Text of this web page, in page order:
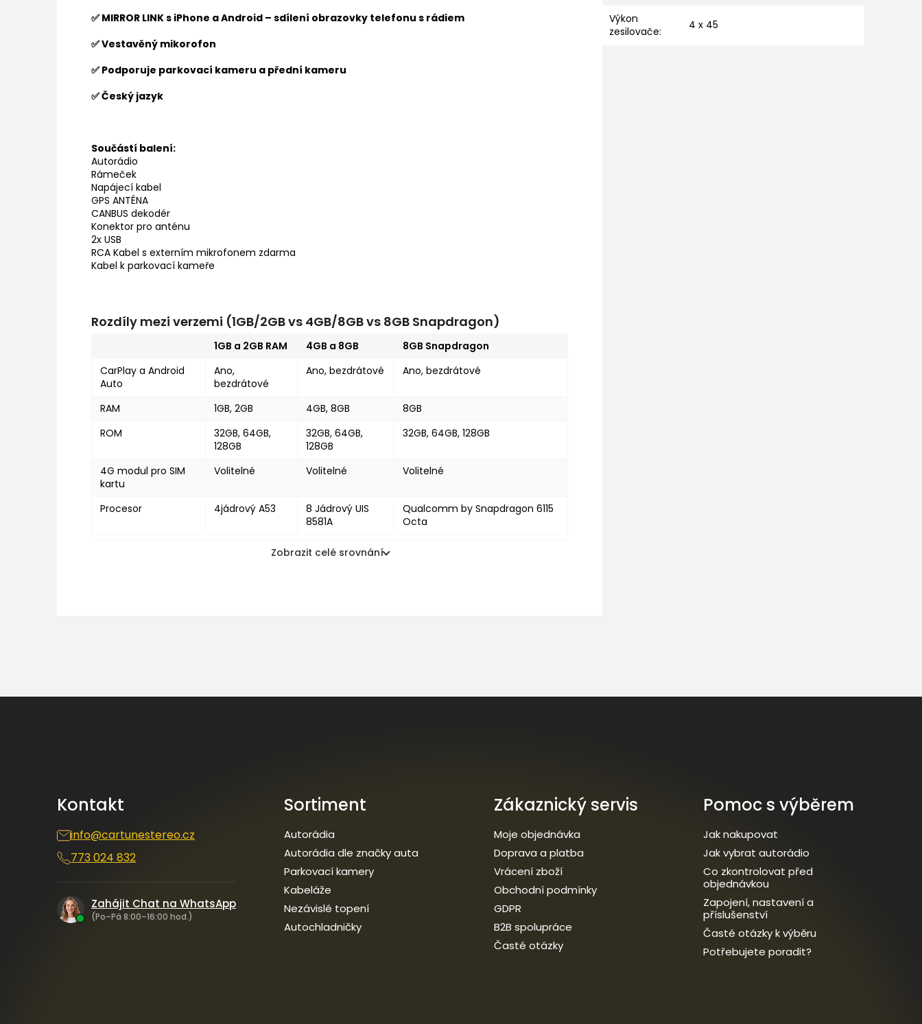
✅ MIRROR LINK s iPhone a Android – sdílení obrazovky telefonu s rádiem
✅ Vestavěný mikorofon
✅ Podporuje parkovací kameru a přední kameru
✅ Český jazyk
Součástí balení:
Autorádio
Rámeček
Napájecí kabel
GPS ANTÉNA
CANBUS dekodér
Konektor pro anténu
2x USB
RCA Kabel s externím mikrofonem zdarma
Kabel k parkovací kameře
Rozdíly mezi verzemi (1GB/2GB vs 4GB/8GB vs 8GB Snapdragon)
1GB a 2GB RAM 4GB a 8GB
8GB Snapdragon
CarPlay a Android
Auto
Ano,
bezdrátové
Ano, bezdrátové Ano, bezdrátové
RAM 1GB, 2GB 4GB, 8GB
8GB
ROM
32GB, 64GB,
128GB
32GB, 64GB,
128GB
32GB, 64GB, 128GB
4G modul pro SIM
kartu
Volitelné Volitelné Volitelné
Procesor 4jádrový A53
8 Jádrový UIS
8581A
Qualcomm by Snapdragon 6115
Octa
Zobrazit celé srovnání
Výkon
zesilovače: 4 x 45
Kontakt
info@cartunestereo.cz
773 024 832
Zahájit Chat na WhatsApp
(Po–Pá 8:00–16:00 hod.)
Sortiment
Autorádia
Autorádia dle značky auta
Parkovací kamery
Kabeláže
Nezávislé topení
Autochladničky
Zákaznický servis
Moje objednávka
Doprava a platba
Vrácení zboží
Obchodní podmínky
GDPR
B2B spolupráce
Časté otázky
Pomoc s výběrem
Jak nakupovat
Jak vybrat autorádio
Co zkontrolovat před
objednávkou
Zapojení, nastavení a
příslušenství
Časté otázky k výběru
Potřebujete poradit?